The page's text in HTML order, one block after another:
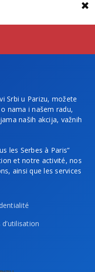
Srbi u Parizu, možete
nama i našem radu,
naših akcija, važnih
les Serbes à Paris”
et notre activité, nos
ainsi que les services